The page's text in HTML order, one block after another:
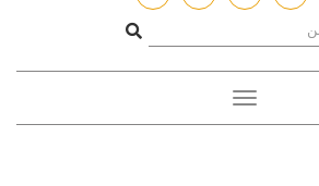
Toggle
navigation